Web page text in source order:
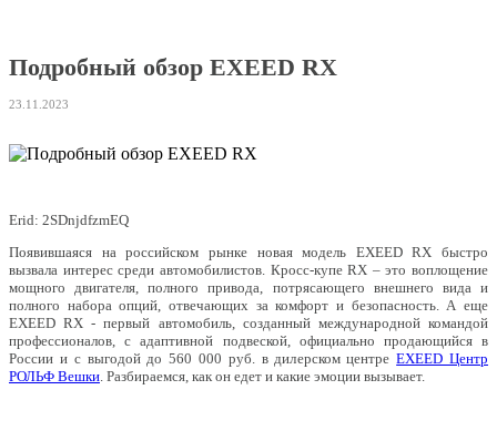
Подробный обзор EXEED RX
23.11.2023
Erid: 2SDnjdfzmEQ
Появившаяся на российском рынке новая модель EXEED RX быстро
вызвала интерес среди автомобилистов. Кросс-купе RX – это воплощение
мощного двигателя, полного привода, потрясающего внешнего вида и
полного набора опций, отвечающих за комфорт и безопасность. А еще
EXEED RX - первый автомобиль, созданный международной командой
профессионалов, с адаптивной подвеской, официально продающийся в
России и с выгодой до 560 000 руб. в дилерском центреEXEED Центр
РОЛЬФ Вешки. Разбираемся, как он едет и какие эмоции вызывает.